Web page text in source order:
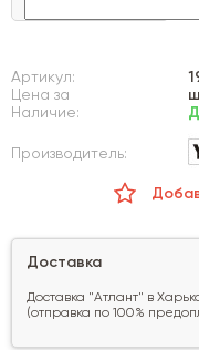
Артикул:
Цена за
Наличие:
Производитель:
Доставка
Доставка "Атлант" в
(отправка по 100%